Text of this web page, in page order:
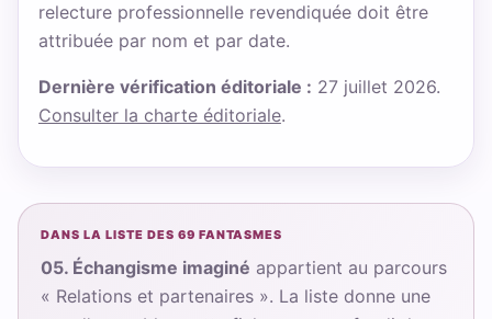
relecture professionnelle revendiquée doit être
attribuée par nom et par date.
Dernière vérification éditoriale : 27 juillet 2026.
Consulter la charte éditoriale.
DANS LA LISTE DES 69 FANTASMES
05. Échangisme imaginé appartient au parcours
« Relations et partenaires ». La liste donne une